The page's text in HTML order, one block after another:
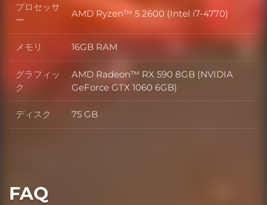
プロセッサ
ー
プロセッサー
AMD Ryzen™ 5 2600 (Intel i7-4770)
メモリ メモリ
16GB RAM
グラフィッ
ク
グラフィック
AMD Radeon™ RX 590 8GB (NVIDIA
GeForce GTX 1060 6GB)
ディスク ディスク
75 GB
FAQ